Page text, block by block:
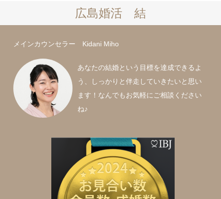
広島婚活 結
メインカウンセラー Kidani Miho
あなたの結婚という目標を達成できるよ
う、しっかりと伴走していきたいと思い
ます！なんでもお気軽にご相談ください
ね♪